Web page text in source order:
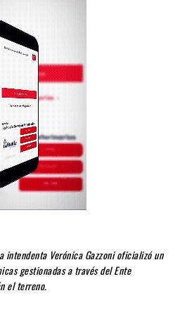
intendenta Verónica Gazzoni oficializó un
gestionadas a través del Ente
el terreno.